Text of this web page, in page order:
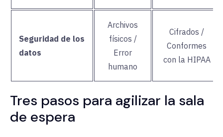
Seguridad de los
datos
Archivos
físicos /
Error
humano
Cifrados /
Conformes
con la HIPAA
Tres pasos para agilizar la sala
de espera